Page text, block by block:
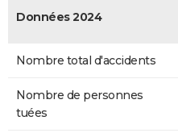
Données 2024
Nombre total d'accidents
Nombre de personnes
tuées